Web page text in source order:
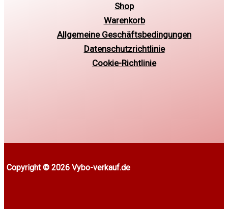
Shop
Warenkorb
Allgemeine Geschäftsbedingungen
Datenschutzrichtlinie
Cookie-Richtlinie
Copyright © 2026 Vybo-verkauf.de